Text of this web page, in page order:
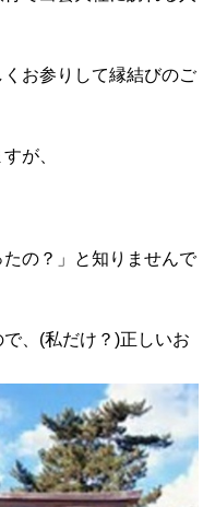
お参りして縁結びのご
が、
たの？」と知りませんで
、(私だけ？)正しいお